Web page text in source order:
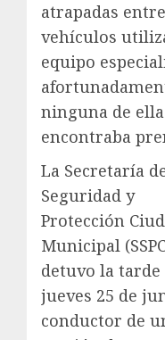
atrapadas
vehículos
equipo
ninguna de
encontraba
La Secretaría
Seguridad y
Protección
Municipal
detuvo la tarde
jueves 25 de
conductor de